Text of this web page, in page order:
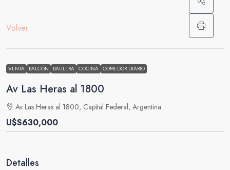
Volver
VENTA BALCÓN BAULERA COCINA COMEDOR DIARIO
Av Las Heras al 1800
Av Las Heras al 1800, Capital Federal, Argentina
U$S630,000
Detalles